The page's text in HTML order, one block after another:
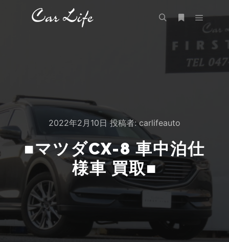
メイ
2022年2月10日 投稿者:carlifeauto
■マツダCX-8 車中泊仕
様車 買取■